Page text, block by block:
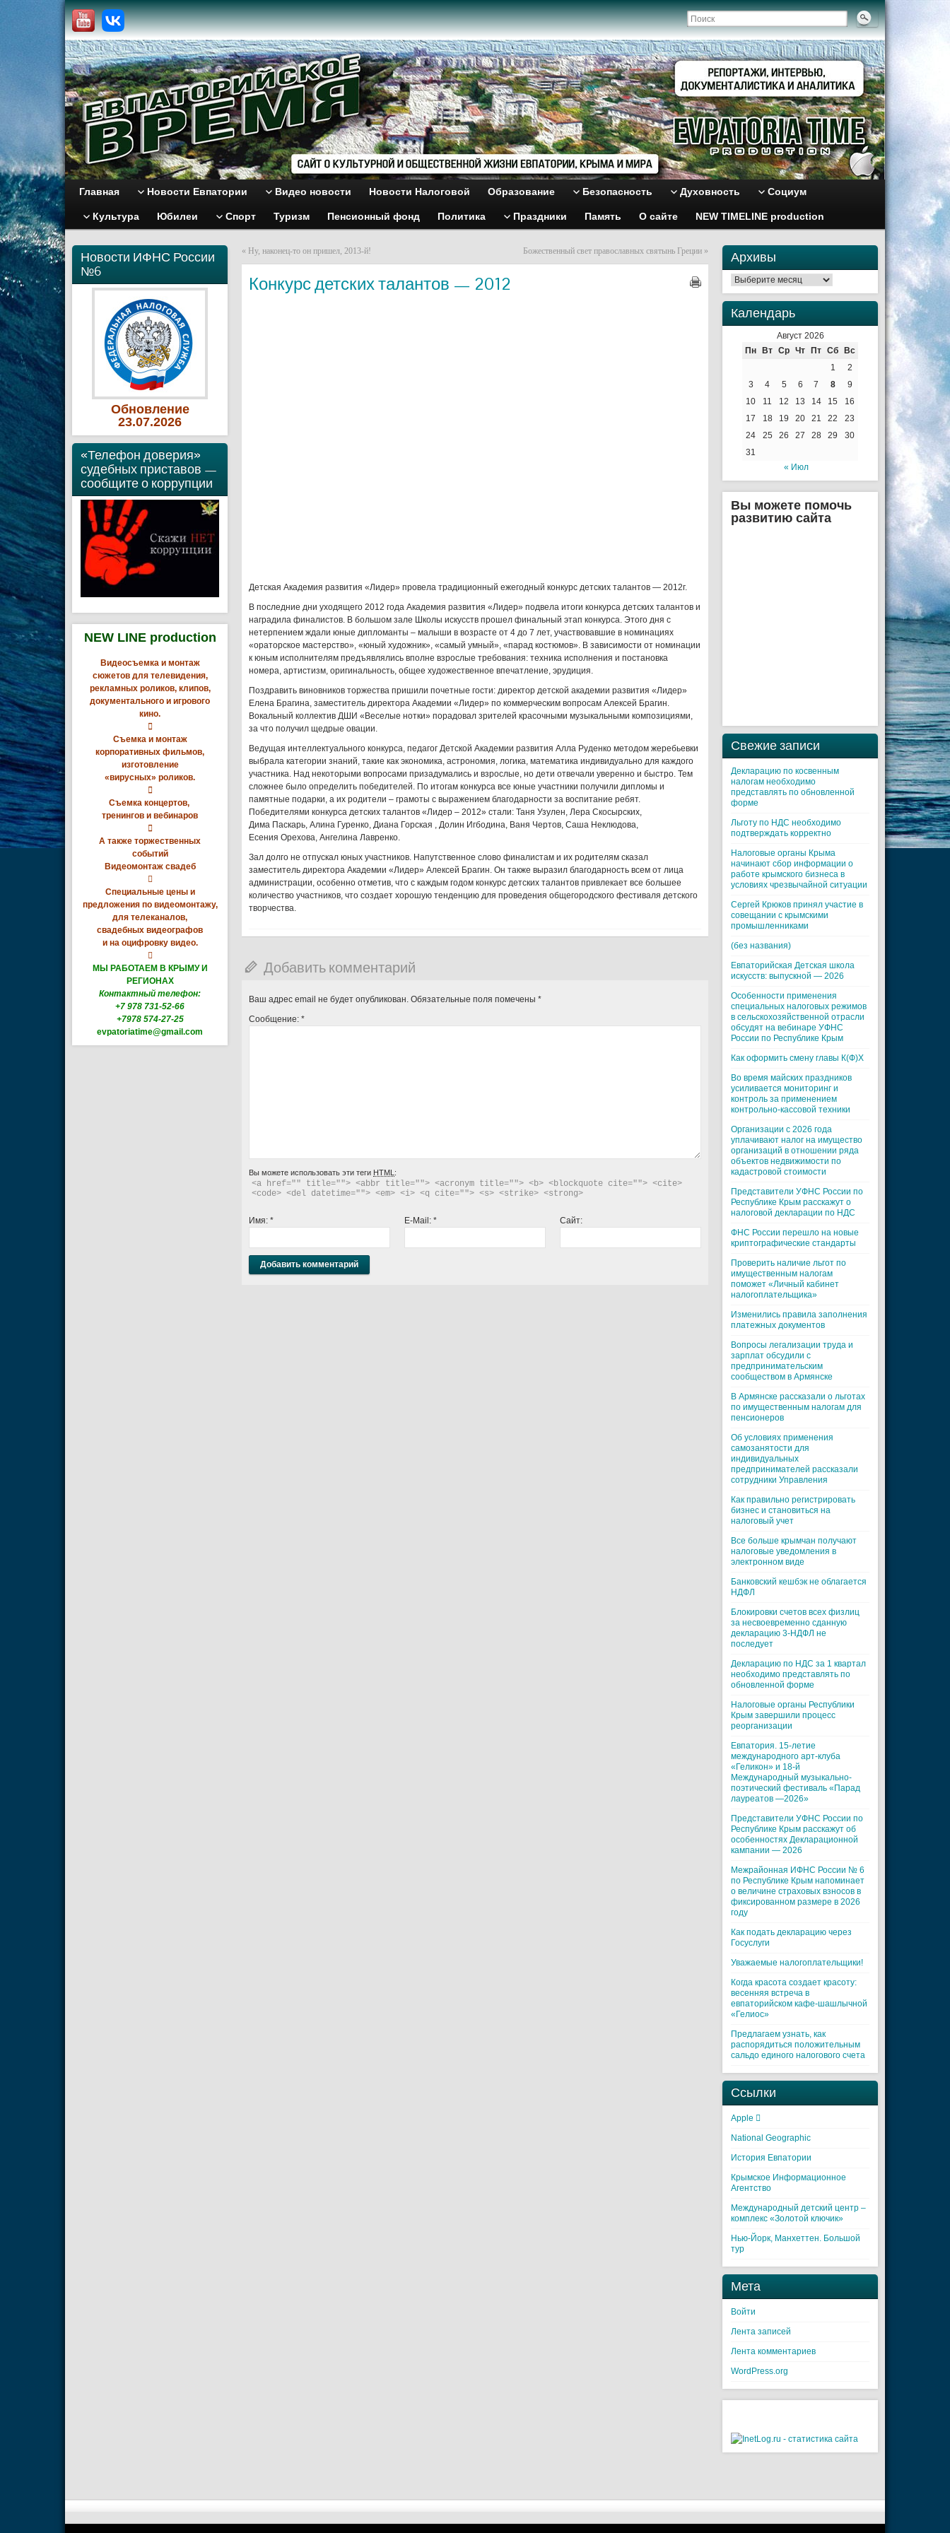
Главная Новости Евпатории Видео новости Новости Налоговой Образование Безопасность Духовность Социум
Культура Юбилеи Спорт Туризм Пенсионный фонд Политика Праздники Память О сайте NEW TIMELINE production
Новости ИФНС России
№6
Обновление
23.07.2026
«Телефон доверия»
судебных приставов —
сообщите о коррупции
NEW LINE production
Видеосъемка и монтаж
сюжетов для телевидения,
рекламных роликов, клипов,
документального и игрового
кино.

Съемка и монтаж
корпоративных фильмов,
изготовление
«вирусных» роликов.

Съемка концертов,
тренингов и вебинаров

А также торжественных
событий
Видеомонтаж свадеб

Специальные цены и
предложения по видеомонтажу,
для телеканалов,
свадебных видеографов
и на оцифровку видео.

МЫ РАБОТАЕМ В КРЫМУ И
РЕГИОНАХ
Контактный телефон:
+7 978 731-52-66
+7978 574-27-25
evpatoriatime@gmail.com
« Ну, наконец-то он пришел, 2013-й! Божественный свет православных святынь Греции »
Конкурс детских талантов — 2012
Детская Академия развития «Лидер» провела традиционный ежегодный конкурс детских талантов — 2012г.
В последние дни уходящего 2012 года Академия развития «Лидер» подвела итоги конкурса детских талантов и
наградила финалистов. В большом зале Школы искусств прошел финальный этап конкурса. Этого дня с
нетерпением ждали юные дипломанты – малыши в возрасте от 4 до 7 лет, участвовавшие в номинациях
«ораторское мастерство», «юный художник», «самый умный», «парад костюмов». В зависимости от номинации
к юным исполнителям предъявлялись вполне взрослые требования: техника исполнения и постановка
номера, артистизм, оригинальность, общее художественное впечатление, эрудиция.
Поздравить виновников торжества пришили почетные гости: директор детской академии развития «Лидер»
Елена Брагина, заместитель директора Академии «Лидер» по коммерческим вопросам Алексей Брагин.
Вокальный коллектив ДШИ «Веселые нотки» порадовал зрителей красочными музыкальными композициями,
за что получил щедрые овации.
Ведущая интеллектуального конкурса, педагог Детской Академии развития Алла Руденко методом жеребьевки
выбрала категории знаний, такие как экономика, астрономия, логика, математика индивидуально для каждого
участника. Над некоторыми вопросами призадумались и взрослые, но дети отвечали уверенно и быстро. Тем
сложнее было определить победителей. По итогам конкурса все юные участники получили дипломы и
памятные подарки, а их родители – грамоты с выражением благодарности за воспитание ребят.
Победителями конкурса детских талантов «Лидер – 2012» стали: Таня Узулен, Лера Скосырских,
Дима Паскарь, Алина Гуренко, Диана Горская , Долин Игбодина, Ваня Чертов, Саша Неклюдова,
Есения Орехова, Ангелина Лавренко.
Зал долго не отпускал юных участников. Напутственное слово финалистам и их родителям сказал
заместитель директора Академии «Лидер» Алексей Брагин. Он также выразил благодарность всем от лица
администрации, особенно отметив, что с каждым годом конкурс детских талантов привлекает все большее
количество участников, что создает хорошую тенденцию для проведения общегородского фестиваля детского
творчества.
Добавить комментарий
Ваш адрес email не будет опубликован. Обязательные поля помечены *
Сообщение: *
Вы можете использовать эти теги HTML :
<a href="" title=""> <abbr title=""> <acronym title=""> <b> <blockquote cite=""> <cite>
<code> <del datetime=""> <em> <i> <q cite=""> <s> <strike> <strong>
Имя: * E-Mail: * Сайт:
Архивы
Архивы
Календарь
Август 2026
Пн
Вт Ср Чт Пт Сб
Вс
1
2
3
4 5 6 7 8
9
10
11 12 13 14 15
16
17
18 19 20 21 22
23
24
25 26 27 28 29
30
31
« Июл
Вы можете помочь
развитию сайта
Свежие записи
Декларацию по косвенным
налогам необходимо
представлять по обновленной
форме
Льготу по НДС необходимо
подтверждать корректно
Налоговые органы Крыма
начинают сбор информации о
работе крымского бизнеса в
условиях чрезвычайной ситуации
Cергей Крюков принял участие в
совещании с крымскими
промышленниками
(без названия)
Евпаторийская Детская школа
искусств: выпускной — 2026
Особенности применения
специальных налоговых режимов
в сельскохозяйственной отрасли
обсудят на вебинаре УФНС
России по Республике Крым
Как оформить смену главы К(Ф)Х
Во время майских праздников
усиливается мониторинг и
контроль за применением
контрольно-кассовой техники
Организации с 2026 года
уплачивают налог на имущество
организаций в отношении ряда
объектов недвижимости по
кадастровой стоимости
Представители УФНС России по
Республике Крым расскажут о
налоговой декларации по НДС
ФНС России перешло на новые
криптографические стандарты
Проверить наличие льгот по
имущественным налогам
поможет «Личный кабинет
налогоплательщика»
Изменились правила заполнения
платежных документов
Вопросы легализации труда и
зарплат обсудили с
предпринимательским
сообществом в Армянске
В Армянске рассказали о льготах
по имущественным налогам для
пенсионеров
Об условиях применения
самозанятости для
индивидуальных
предпринимателей рассказали
сотрудники Управления
Как правильно регистрировать
бизнес и становиться на
налоговый учет
Все больше крымчан получают
налоговые уведомления в
электронном виде
Банковский кешбэк не облагается
НДФЛ
Блокировки счетов всех физлиц
за несвоевременно сданную
декларацию 3-НДФЛ не
последует
Декларацию по НДС за 1 квартал
необходимо представлять по
обновленной форме
Налоговые органы Республики
Крым завершили процесс
реорганизации
Евпатория. 15-летие
международного арт-клуба
«Геликон» и 18-й
Международный музыкально-
поэтический фестиваль «Парад
лауреатов —2026»
Представители УФНС России по
Республике Крым расскажут об
особенностях Декларационной
кампании — 2026
Межрайонная ИФНС России № 6
по Республике Крым напоминает
о величине страховых взносов в
фиксированном размере в 2026
году
Как подать декларацию через
Госуслуги
Уважаемые налогоплательщики!
Когда красота создает красоту:
весенняя встреча в
евпаторийском кафе-шашлычной
«Гелиос»
Предлагаем узнать, как
распорядиться положительным
сальдо единого налогового счета
Ссылки
Apple 
National Geographic
История Евпатории
Крымское Информационное
Агентство
Международный детский центр –
комплекс «Золотой ключик»
Нью-Йорк, Манхеттен. Большой
тур
Мета
Войти
Лента записей
Лента комментариев
WordPress.org